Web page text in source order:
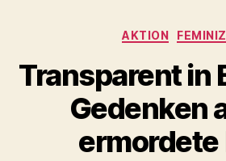
AKTION
Transparent in
Gedenken
ermordete